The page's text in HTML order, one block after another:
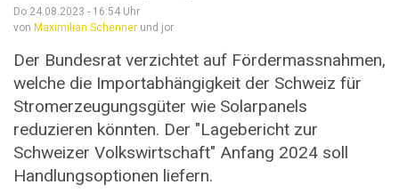
Do 24.08.2023 - 16:54 Uhr
von Maximilian Schenner und jor
Der Bundesrat verzichtet auf Fördermassnahmen,
welche die Importabhängigkeit der Schweiz für
Stromerzeugungsgüter wie Solarpanels
reduzieren könnten. Der "Lagebericht zur
Schweizer Volkswirtschaft" Anfang 2024 soll
Handlungsoptionen liefern.